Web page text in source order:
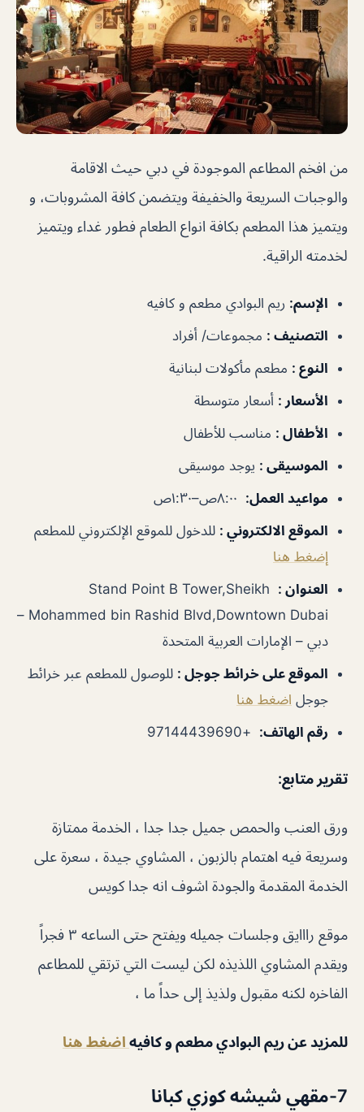
من افخم المطاعم الموجودة في دبي حيث الاقامة
والوجبات السريعة والخفيفة ويتضمن كافة المشروبات، و
ويتميز هذا المطعم بكافة انواع الطعام فطور غداء ويتميز
لخدمته الراقية.
الإسم: ريم البوادي مطعم و كافيه
التصنيف : مجموعات/ أفراد
النوع : مطعم مأكولات لبنانية
الأسعار : أسعار متوسطة
الأطفال : مناسب للأطفال
الموسيقى : يوجد موسيقى
مواعيد العمل:
الموقع الالكتروني : للدخول للموقع الإلكتروني للمطعم
إضغط هنا
العنوان :
Stand Point B Tower,Sheikh
Mohammed bin Rashid Blvd,Downtown Dubai –
دبي – الإمارات العربية المتحدة
الموقع على خرائط جوجل : للوصول للمطعم عبر خرائط
جوجل اضغط هنا
رقم الهاتف:
+97144439690
تقرير متابع:
ورق العنب والحمص جميل جدا جدا ، الخدمة ممتازة
وسريعة فيه اهتمام بالزبون ، المشاوي جيدة ، سعرة على
الخدمة المقدمة والجودة اشوف انه جدا كويس
موقع رااايق وجلسات جميله ويفتح حتى الساعه ٣ فجراً
ويقدم المشاوي اللذيذه لكن ليست التي ترتقي للمطاعم
الفاخره لكنه مقبول ولذيذ إلى حداً ما ،
للمزيد عن ريم البوادي مطعم و كافيه اضغط هنا
7-مقهي شيشه كوزي كبانا